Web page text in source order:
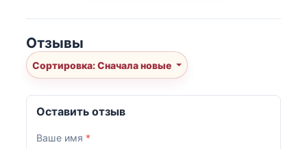
Отзывы
Сортировка: Сначала новые
Оставить отзыв
Ваше имя *